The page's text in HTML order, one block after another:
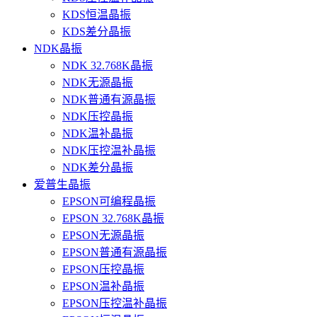
KDS恒温晶振
KDS差分晶振
NDK晶振
NDK 32.768K晶振
NDK无源晶振
NDK普通有源晶振
NDK压控晶振
NDK温补晶振
NDK压控温补晶振
NDK差分晶振
爱普生晶振
EPSON可编程晶振
EPSON 32.768K晶振
EPSON无源晶振
EPSON普通有源晶振
EPSON压控晶振
EPSON温补晶振
EPSON压控温补晶振